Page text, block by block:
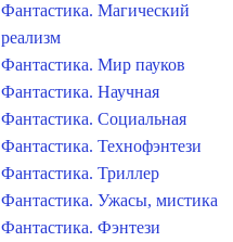
Фантастика. Магический
реализм
Фантастика. Мир пауков
Фантастика. Научная
Фантастика. Социальная
Фантастика. Технофэнтези
Фантастика. Триллер
Фантастика. Ужасы, мистика
Фантастика. Фэнтези